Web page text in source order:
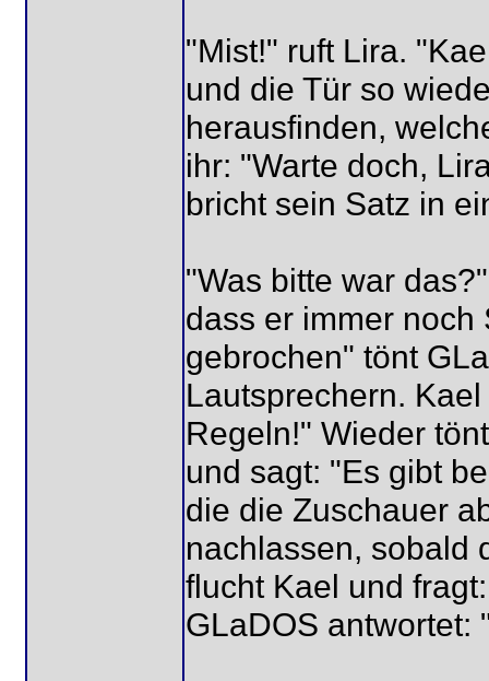
"Mist!" ruft Lira.
und die Tür so
herausfinden,
ihr: "Warte doch,
bricht sein Satz in
"Was bitte war
dass er immer
gebrochen" tönt
Lautsprechern.
Regeln!" Wieder
und sagt: "Es gibt
die die Zuschauer
nachlassen, sobald
flucht Kael und
GLaDOS antwortet: